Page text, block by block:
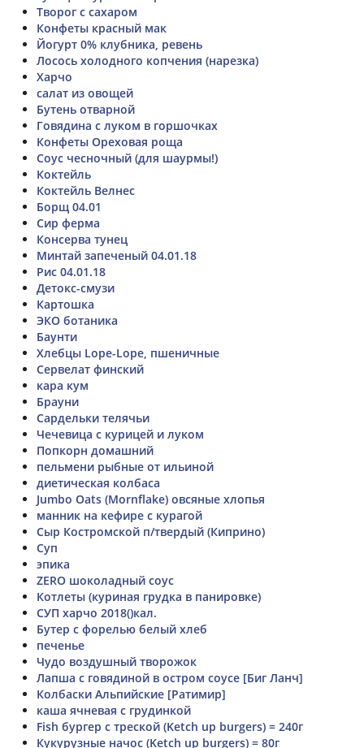
Творог с сахаром
Конфеты красный мак
Йогурт 0% клубника, ревень
Лосось холодного копчения (нарезка)
Харчо
салат из овощей
Бутень отварной
Говядина с луком в горшочках
Конфеты Ореховая роща
Соус чесночный (для шаурмы!)
Коктейль
Коктейль Велнес
Борщ 04.01
Сир ферма
Консерва тунец
Минтай запеченый 04.01.18
Рис 04.01.18
Детокс-смузи
Картошка
ЭКО ботаника
Баунти
Хлебцы Lope-Lope, пшеничные
Сервелат финский
кара кум
Брауни
Сардельки телячьи
Чечевица с курицей и луком
Попкорн домашний
пельмени рыбные от ильиной
диетическая колбаса
Jumbo Oats (Mornflake) овсяные хлопья
манник на кефире с курагой
Сыр Костромской п/твердый (Киприно)
Суп
эпика
ZERO шоколадный соус
Котлеты (куриная грудка в панировке)
СУП харчо 2018()кал.
Бутер с форелью белый хлеб
печенье
Чудо воздушный творожок
Лапша с говядиной в остром соусе [Биг Ланч]
Колбаски Альпийские [Ратимир]
каша ячневая с грудинкой
Fish бургер с треской (Ketch up burgers) = 240г
Кукурузные начос (Ketch up burgers) = 80г